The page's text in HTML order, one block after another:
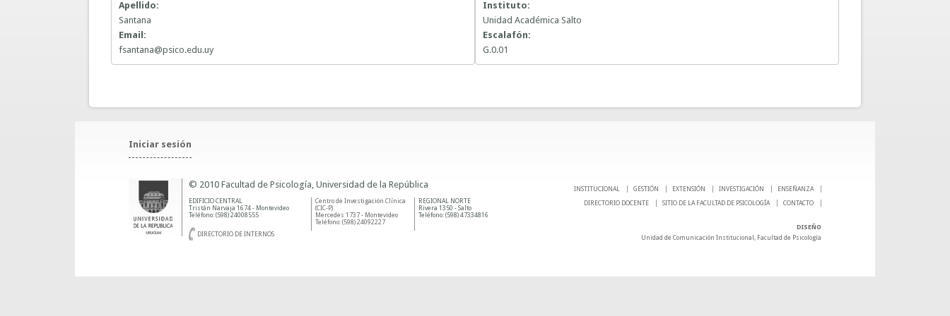
Apellido:
Santana
Email:
fsantana@psico.edu.uy
Instituto:
Unidad Académica Salto
Escalafón:
G.0.01
Iniciar sesión
INSTITUCIONAL GESTIÓN EXTENSIÓN INVESTIGACIÓN
ENSEÑANZA
DIRECTORIO DOCENTE
SITIO DE LA FACULTAD DE PSICOLOGÍA CONTACTO
© 2010 Facultad de Psicología, Universidad de la República
REGIONAL NORTE
Rivera 1350 - Salto
Teléfono: (598) 47334816
Centro de Investigación Clínica
(CIC-P)
Mercedes 1737 - Montevideo
Teléfono: (598) 24092227
EDIFICIO CENTRAL
Tristán Narvaja 1674 - Montevideo
Teléfono: (598) 24008555
DIRECTORIO DE INTERNOS
DISEÑO
Unidad de Comunicación Institucional, Facultad de Psicología